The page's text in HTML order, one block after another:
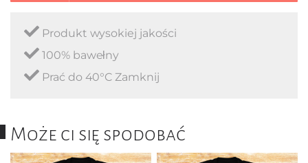
Produkt wysokiej jakości
100% bawełny
Prać do 40°C Zamknij
Może ci się spodobać